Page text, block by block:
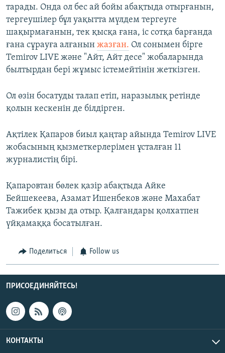
тарады. Онда ол бес ай бойы абақтыда отырғанын,
тергеушілер бұл уақытта мүлдем тергеуге
шақырмағанын, тек қысқа ғана, іс сотқа барғанда
ғана сұрауға алғанын жазған. Ол сонымен бірге
Temirov LIVE және "Айт, Айт десе" жобаларында
былтырдан бері жұмыс істемейтінін жеткізген.
Ол өзін босатуды талап етіп, наразылық ретінде
қолын кескенін де білдірген.
Ақтілек Қапаров биыл қаңтар айында Temirov LIVE
жобасының қызметкерлерімен ұсталған 11
журналистің бірі.
Қапаровтан бөлек қазір абақтыда Айке
Бейшекеева, Азамат Ишенбеков және Махабат
Тажибек қызы да отыр. Қалғандары қолхатпен
үйқамаққа босатылған.
Поделиться Follow us
ПРИСОЕДИНЯЙТЕСЬ!
КОНТАКТЫ